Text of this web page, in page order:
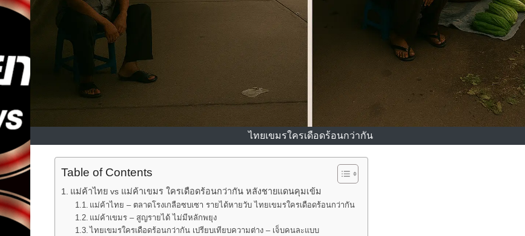
ไทยเขมรใครเดือดร้อนกว่ากัน
Table of Contents
แม่ค้าไทย vs แม่ค้าเขมร ใครเดือดร้อนกว่ากัน หลังชายแดนคุมเข้ม
แม่ค้าไทย – ตลาดโรงเกลือซบเซา รายได้หายวับ ไทยเขมรใครเดือดร้อนกว่ากัน
แม่ค้าเขมร – สูญรายได้ ไม่มีหลักพยุง
ไทยเขมรใครเดือดร้อนกว่ากัน เปรียบเทียบความต่าง – เจ็บคนละแบบ